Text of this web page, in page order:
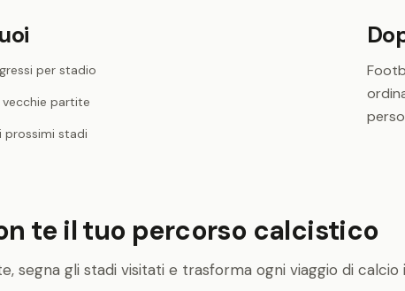
per stadio
partite
prossimi stadi
te il tuo percorso calcistico
segna gli stadi visitati e trasforma ogni viaggio di